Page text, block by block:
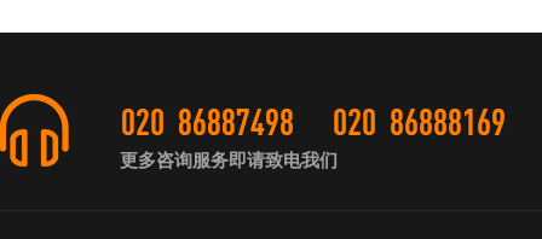
更多咨询服务即请致电我们